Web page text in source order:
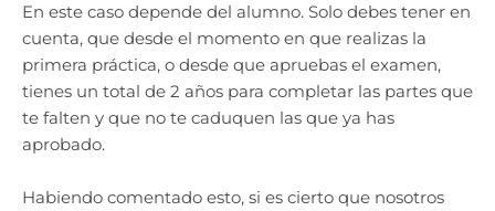
En este caso depende del alumno. Solo debes tener en
cuenta, que desde el momento en que realizas la
primera práctica, o desde que apruebas el examen,
tienes un total de 2 años para completar las partes que
te falten y que no te caduquen las que ya has
aprobado.
Habiendo comentado esto, si es cierto que nosotros